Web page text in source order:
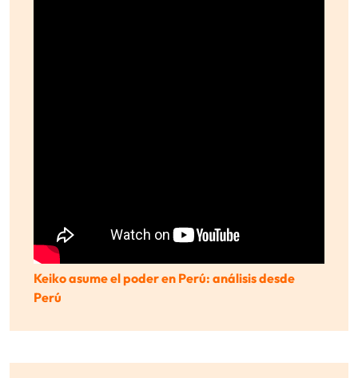
Keiko asume el poder en Perú: análisis desde
Perú